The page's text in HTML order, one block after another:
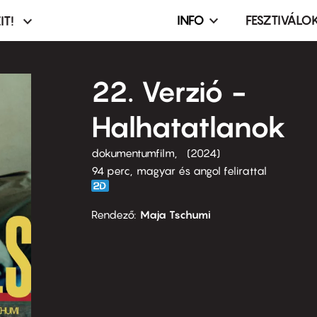
Infó,
terembérlés
menü
INFO
22. Verzió -
Halhatatlanok
dokumentumfilm
2024
94 perc,
magyar és angol felirattal
Rendező Maja Tschumi